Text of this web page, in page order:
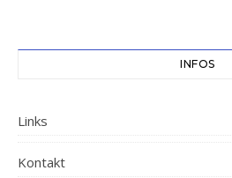
INFOS
Links
Kontakt